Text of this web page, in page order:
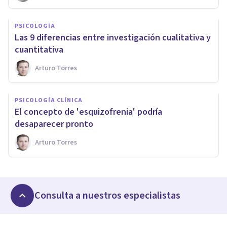
PSICOLOGÍA
Las 9 diferencias entre investigación cualitativa y
cuantitativa
Arturo Torres
PSICOLOGÍA CLÍNICA
​El concepto de 'esquizofrenia' podría
desaparecer pronto
Arturo Torres
Consulta a nuestros especialistas